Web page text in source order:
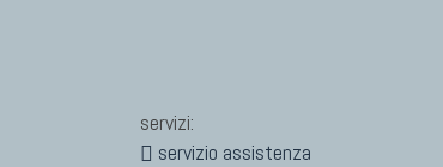
servizi:
servizio assistenza